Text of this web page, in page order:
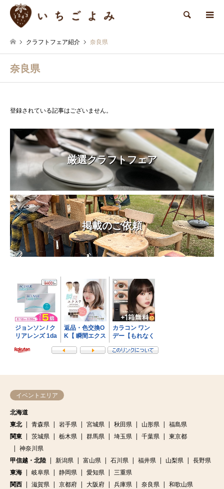
検索
クラフトフェア紹介 奈良県
奈良県
登録されている記事はございません。
厳選クラフトフェア
掲載のご依頼
イベントエリア
北海道
東北
青森県 岩手県 宮城県 秋田県 山形県
福島県
関東
茨城県 栃木県 群馬県 埼玉県 千葉県
東京都
神奈川県
甲信越・北陸
新潟県 富山県 石川県 福井県 山梨県
長野県
東海
岐阜県 静岡県 愛知県
三重県
関西
滋賀県 京都府 大阪府 兵庫県 奈良県
和歌山県